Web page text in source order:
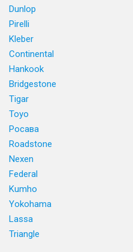
Dunlop
Pirelli
Kleber
Continental
Hankook
Bridgestone
Tigar
Toyo
Росава
Roadstone
Nexen
Federal
Kumho
Yokohama
Lassa
Triangle